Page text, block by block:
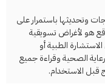
وتحديثها باستمرار على
هو لأغراض تسويقية
الطبية أو
الصحية وقراءة جميع
قبل الاستخدام.